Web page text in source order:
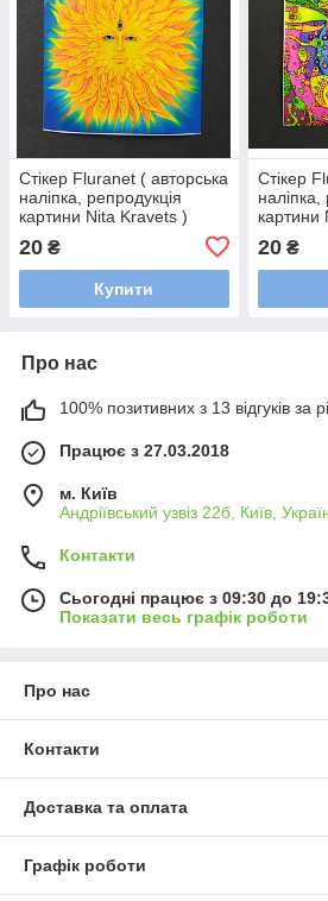
Стікер Fluranet ( авторська
наліпка, репродукція
картини Nita Kravets )
20 ₴
Купити
Стікер
наліпка,
картини
20₴
Про нас
100% позитивних з 13 відгуків за
Працює з 27.03.2018
м. Київ
Андріївський узвіз 22б, Київ,
Контакти
Сьогодні працює з 09:30 до
Показати весь графік роботи
Про нас
Контакти
Доставка та оплата
Графік роботи